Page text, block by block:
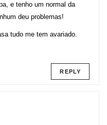
e tenho um normal da
deu problemas!
tudo me tem avariado.
REPLY